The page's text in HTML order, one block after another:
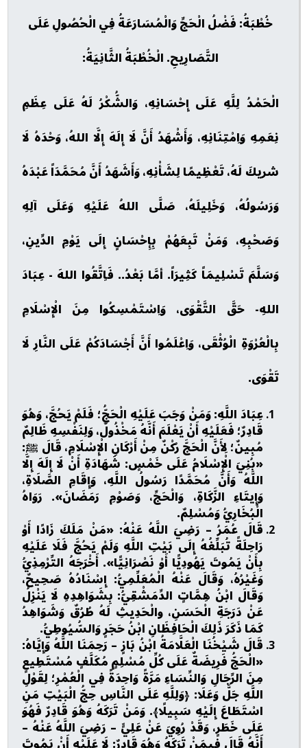
خُطْبَةُ: فَضْلُ الْحَجِّ وَالْمُسَارَعَةُ فِي الْحُصُولِ عَلَى
التَّصَارِيحِ. الْخُطْبَةُ الثَّانِيَةُ:
الْحَمْدُ لِلَّهِ عَلَى إِحْسَانِهِ، وَالشُّكْرُ لَهُ عَلَى عِظَمِ
نِعَمِهِ وَاِمْتِنَانِهِ، وَأَشْهَدُ أَنَّ لَا إِلَهَ إِلَّا اللهُ، وَحْدَهُ لَا
شريكَ لَهُ، تَعْظِيمًا لِشَأْنِهِ، وَأَشَهَدُ أَنَّ مُحَمَّدَاً عَبْدَهُ
وَرَسُولُهُ، وَخَلِيلَهُ، صَلَّى اللهُ عَلَيْهِ وَعَلَى آلِهِ
وَصَحْبِهِ، وَمَنْ تَبِعَهُمْ بِإِحْسَانٍ إِلَى يَوْمِ الدِّينِ،
وَسَلَّمَ تَسْلِيمَاً كَثِيرَاً. أمَّا بَعْدُ.. فَاِتَّقُوا اللهَ - عِبَادَ
اللهِ- حَقَّ التَّقْوَى، وَاِسْتَمْسِكُوا مِنَ الْإِسْلَامِ
بِالْعُرْوَةِ الْوُثْقَى، وَاِعْلَمُوا أَنَّ أَجْسَادَكُمْ عَلَى النَّارِ لَا
تَقْوَى.
عِبَادَ اللَّهِ: وَمَنْ وَجَبَ عَلَيْهِ الْحَجُّ؛ فَلَمْ يَحُجَّ، وَهُوَ
قَادِرٌ؛ فَعَلَيْهِ أَنْ يَعْلَمَ أَنَّهُ مَخْذُولٌ، وَلِنَفْسِهِ ظَالِمٌ
مُبِينٌ؛ لِأَنَّ الْحَجَّ رُكْنٌ مِنْ أَرْكَانِ الْإِسْلَامِ، قَالَ ﷺ:
«بُنِيَ الْإِسْلَامُ عَلَى خَمْسٍ: شَهَادَةِ أَنْ لَا إِلَهَ إِلَّا
اللَّهُ وَأَنَّ مُحَمَّدًا رَسُولُ اللَّهِ، وَإِقَامِ الصَّلَاةِ،
وَإِيتَاءِ الزَّكَاةِ، وَالْحَجِّ، وَصَوْمِ رَمَضَانَ». رَوَاهُ
الْبُخَارِيُّ وَمُسْلِمٌ.
قَالَ عُمَرُ – رَضِيَ اللَّهُ عَنْهُ: «مَنْ مَلَكَ زَادًا أَوْ
رَاحِلَةً تُبَلِّغُهُ إِلَى بَيْتِ اللَّهِ وَلَمْ يَحُجَّ فَلَا عَلَيْهِ
بِأَنْ يَمُوتَ يَهُودِيًّا أَوْ نَصْرَانِيًّا». أَخْرَجَهُ التِّرْمِذِيُّ
وَغَيْرُهُ، وَقَالَ عَنْهُ الْمُعَلِّمِيُّ: إِسْنَادُهُ صَحِيحٌ،
وَقَالَ ابْنُ هِمَّاتٍ الدِّمَشْقِيُّ: بِشَوَاهِدِهِ لَا يَنْزِلُ
عَنْ دَرَجَةِ الْحَسَنِ، والْحَدِيثِ لَهُ طُرُقٌ وَشَوَاهِدُ
كَمَا ذَكَرَ ذَلِكَ الْحَافِظَانِ ابْنُ حَجَرٍ وَالسُّيُوطِيُّ.
قَالَ شَيْخُنَا الْعَلَّامَةُ ابْنُ بَازٍ – رَحِمَنَا اللَّهُ وَإِيَّاهُ:
«الْحَجُّ فَرِيضَةٌ عَلَى كُلِّ مُسْلِمٍ مُكَلَّفٍ مُسْتَطِيعٍ
مِنَ الرِّجَالِ وَالنِّسَاءِ مَرَّةً وَاحِدَةً فِي الْعُمْرِ؛ لِقَوْلِ
اللَّهِ جَلَّ وَعَلَا: ﴿وَلِلَّهِ عَلَى النَّاسِ حِجُّ الْبَيْتِ مَنِ
اسْتَطَاعَ إِلَيْهِ سَبِيلًا﴾. وَمَنْ تَرَكَهُ وَهُوَ قَادِرٌ فَهُوَ
عَلَى خَطَرٍ، وَقَدْ رُوِيَ عَنْ عَلِيٍّ – رَضِيَ اللَّهُ عَنْهُ –